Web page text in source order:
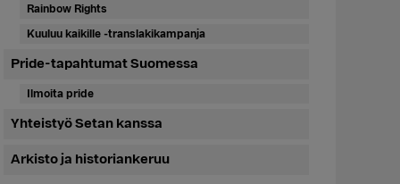
Rainbow Rights
Kuuluu kaikille -translakikampanja
Pride-tapahtumat Suomessa
Ilmoita pride
Yhteistyö Setan kanssa
Arkisto ja historiankeruu